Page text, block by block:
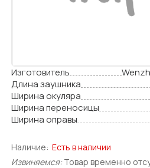
Изготовитель
Длина заушника
Ширина окуляра
Ширина переносицы
Ширина оправы
Наличие: Есть в наличии
Извиняемся: Товар временно